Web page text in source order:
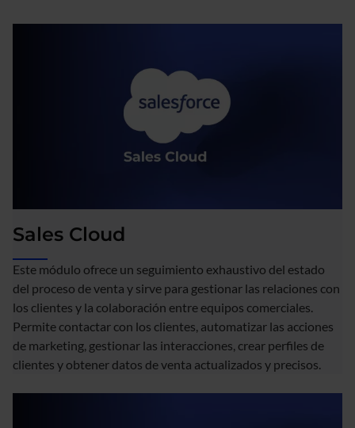
Sales Cloud
Este módulo ofrece un seguimiento exhaustivo del estado
del proceso de venta y sirve para gestionar las relaciones con
los clientes y la colaboración entre equipos comerciales.
Permite contactar con los clientes, automatizar las acciones
de marketing, gestionar las interacciones, crear perfiles de
clientes y obtener datos de venta actualizados y precisos.